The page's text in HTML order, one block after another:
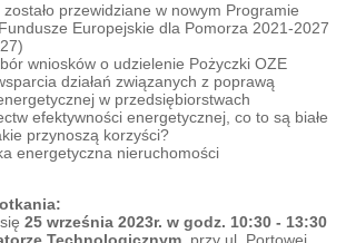
przewidziane w nowym Programie
Europejskie dla Pomorza 2021-2027
wniosków o udzielenie Pożyczki OZE
działań związanych z poprawą
w przedsiębiorstwach
efektywności energetycznej, co to są białe
przynoszą korzyści?
energetyczna nieruchomości
25 września 2023r. w godz. 10:30 - 13:30